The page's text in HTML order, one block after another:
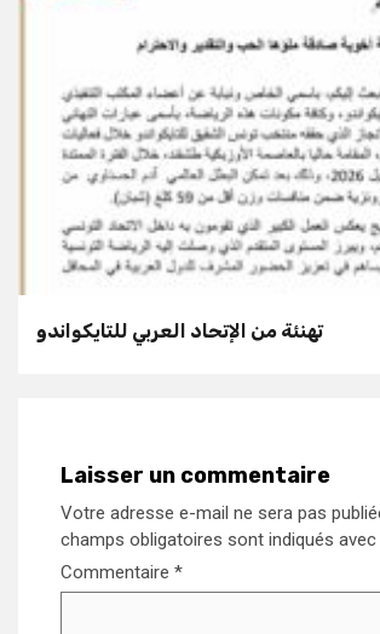
تهنئة من الإتحاد العربي للتايكواندو
Laisser un commentaire
Votre adresse e-mail ne sera pas
champs obligatoires sont indiqués avec
Commentaire *